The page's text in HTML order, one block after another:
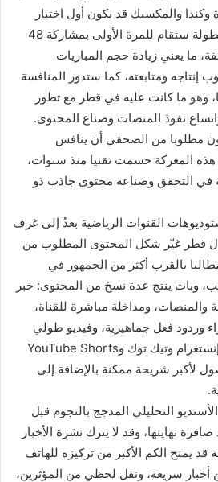
وكندا والمكسيك قد يكون أول اختبار
كامل لهذه المتغيرات؛ فالبطولة ستقام للمرة الأولى بمشاركة 48
ما يعني زيادة حجم المباريات
إنتاجه ومتابعته، كما ستدور المنافسة
وهو ما كانت عليه في قطر مع تطور
نفوذ المنصات وصناع المحتوى.
مطلوبا من الصحفي أن ينافس
المعركة حسمت تقنيا منذ سنوات،
في التحقق وصناعة محتوى جاذب ذو
القنوات الرياضية بعدُ إلى غرف
قطر غيّر شكل المحتوى المطلوب من
بالقرب أكثر من الجمهور في
وبات ينتج عدة نسخ من المحتوى: خبر
ومداخلة مباشرة للقناة،
وردود فعل جماهيرية، وفيديو طولي
قصير لحساب القناة على إنستغرام وتيك توك وYouTube Shorts
لأكبر شريحة ممكنة بالإضافة إلى
التحليلي المدجج بالنجوم قبل
نهايتها، وقد لا يترك نشرة الأخبار
قد يمنح الكم الأكبر من تركيزه للهاتف
أخبار سريعة، ونقل لحظي من المؤثرين،